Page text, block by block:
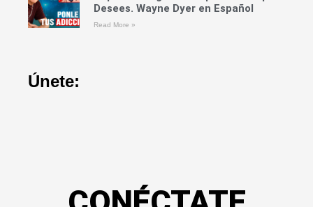
Desees. Wayne Dyer en Español
Read More »
Únete: